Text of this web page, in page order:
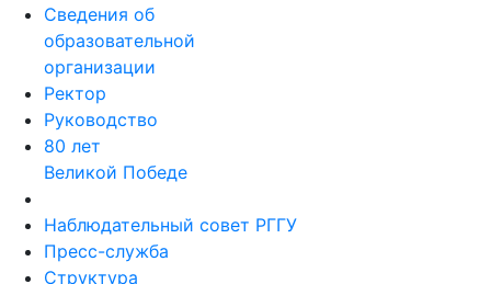
Сведения об
образовательной
организации
Ректор
Руководство
80 лет
Великой Победе
Наблюдательный совет РГГУ
Пресс-служба
Структура